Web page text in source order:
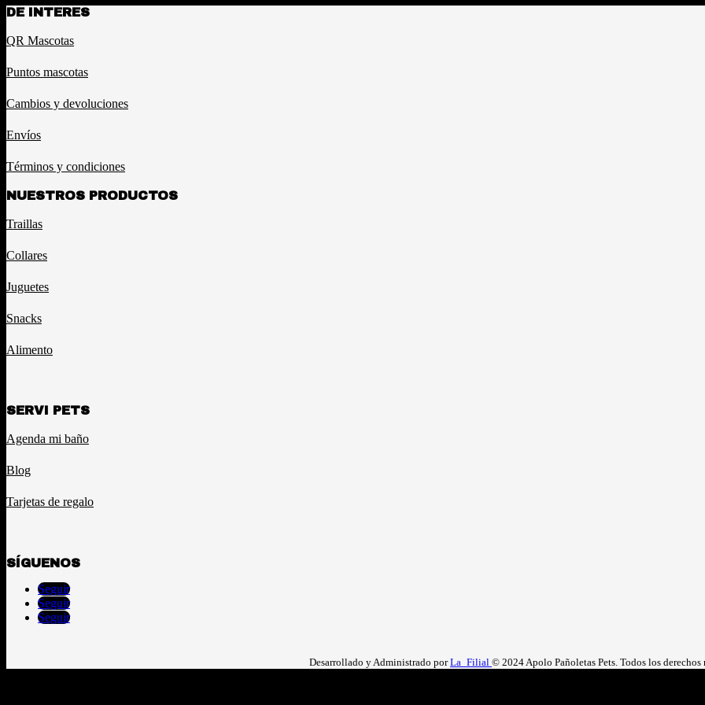
DE INTERES
QR Mascotas
Puntos mascotas
Cambios y devoluciones
Envíos
Términos y condiciones
NUESTROS PRODUCTOS
Traillas
Collares
Juguetes
Snacks
Alimento
SERVI PETS
Agenda mi baño
Blog
Tarjetas de regalo
SÍGUENOS
Seguir
Seguir
Seguir
Desarrollado y Administrado porLa_Filial © 2024 Apolo Pañoletas Pets. Todos los derechos